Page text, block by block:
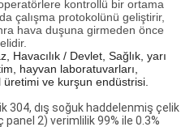
kontrollü bir ortama
çalışma protokolünü geliştirir,
hava duşuna girmeden önce
Havacılık / Devlet, Sağlık, yarı
hayvan laboratuvarları,
üretimi ve kurşun endüstrisi.
304, dış soğuk haddelenmiş çelik
2) verimlilik 99% ile 0.3%